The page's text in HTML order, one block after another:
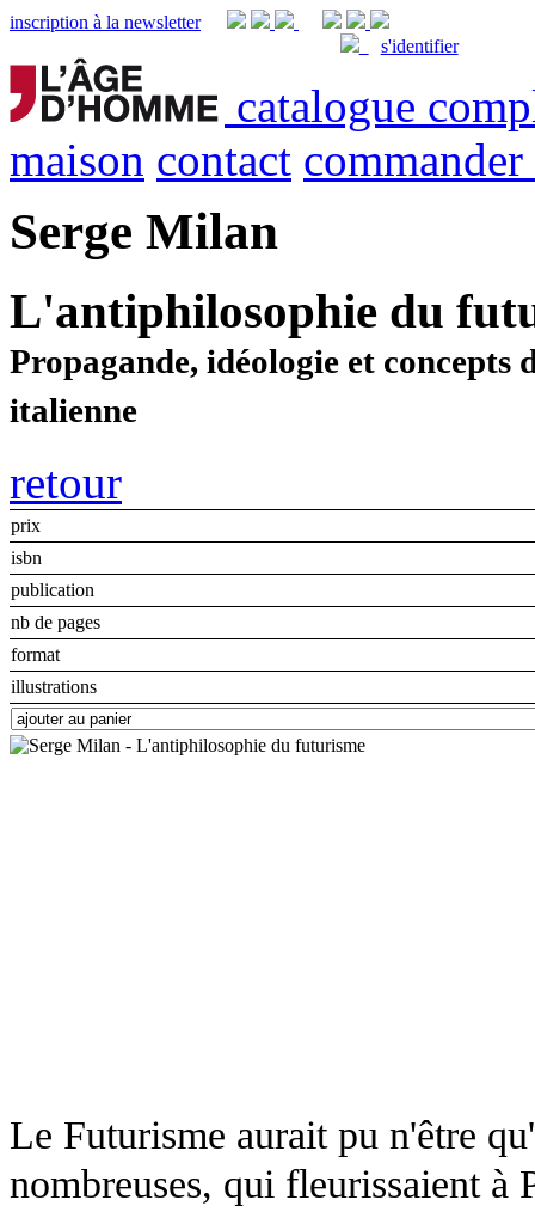
inscription à la newsletter
s'identifier
catalogue
maison contact commander
Serge Milan
L'antiphilosophie du
Propagande, idéologie et concepts
italienne
retour
prix
isbn
publication
nb de pages
format
illustrations
Le Futurisme aurait pu n'être
nombreuses, qui fleurissaient à